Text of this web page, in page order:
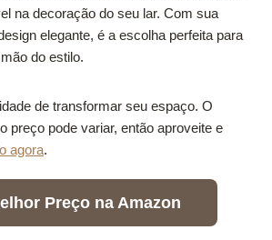
na decoração do seu lar. Com sua
elegante, é a escolha perfeita para
do estilo.
de transformar seu espaço. O
preço pode variar, então aproveite e
agora.
Preço na Amazon